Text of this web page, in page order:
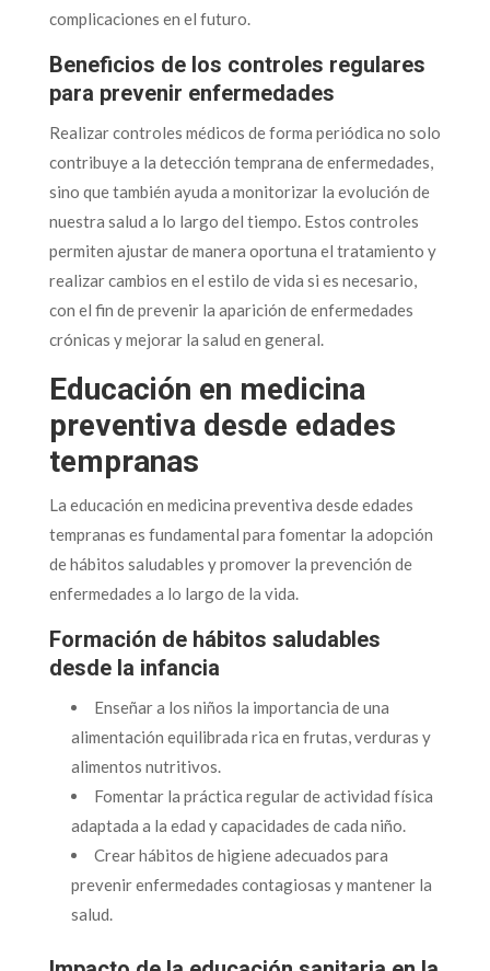
complicaciones en el futuro.
Beneficios de los controles regulares
para prevenir enfermedades
Realizar controles médicos de forma periódica no solo
contribuye a la detección temprana de enfermedades,
sino que también ayuda a monitorizar la evolución de
nuestra salud a lo largo del tiempo. Estos controles
permiten ajustar de manera oportuna el tratamiento y
realizar cambios en el estilo de vida si es necesario,
con el fin de prevenir la aparición de enfermedades
crónicas y mejorar la salud en general.
Educación en medicina
preventiva desde edades
tempranas
La educación en medicina preventiva desde edades
tempranas es fundamental para fomentar la adopción
de hábitos saludables y promover la prevención de
enfermedades a lo largo de la vida.
Formación de hábitos saludables
desde la infancia
Enseñar a los niños la importancia de una
alimentación equilibrada rica en frutas, verduras y
alimentos nutritivos.
Fomentar la práctica regular de actividad física
adaptada a la edad y capacidades de cada niño.
Crear hábitos de higiene adecuados para
prevenir enfermedades contagiosas y mantener la
salud.